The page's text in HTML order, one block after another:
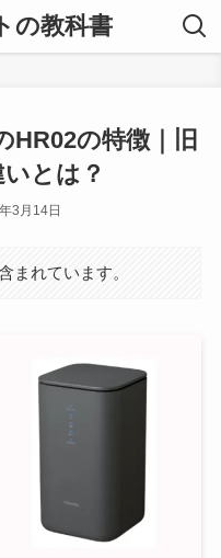
の教科書
HR02の特徴｜旧
とは？
3月14日
まれています。